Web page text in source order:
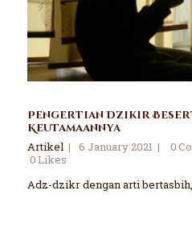
Pengertian Dzikir
Keutamaannya
Artikel
6 January 2021 0
0Likes
Adz-dzikr dengan arti